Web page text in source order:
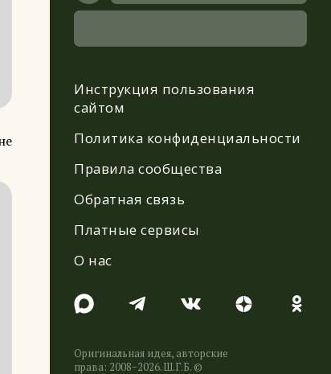
Инструкция пользования
сайтом
Политика конфиденциальности
Правила сообщества
Обратная связь
Платные сервисы
О нас
Оригинальная идея, авторские
права: 2008−2026. Ш.Г.Б. ©